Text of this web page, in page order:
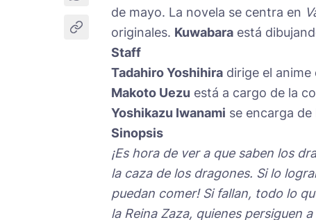
de mayo. La novela se centra en
originales. Kuwabara está
Staff
Tadahiro Yoshihira dirige el
Makoto Uezu está a cargo de la
Yoshikazu Iwanami se encarga
Sinopsis
¡Es hora de ver a que saben los
la caza de los dragones. Si lo
puedan comer! Si fallan, todo lo
la Reina Zaza, quienes persiguen